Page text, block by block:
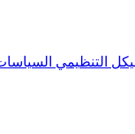
التنظيمي